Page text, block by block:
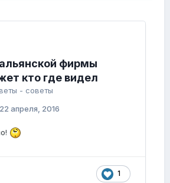
фирмы
кто где видел
- советы
22 апреля, 2016
1